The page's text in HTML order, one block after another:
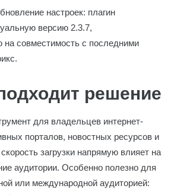
настроек: плагин
версию 2.3.7,
на совместимость с последними
решение
для владельцев интернет-
порталов, новостных ресурсов и
загрузки напрямую влияет на
аудитории. Особенно полезно для
или международной аудиторией: